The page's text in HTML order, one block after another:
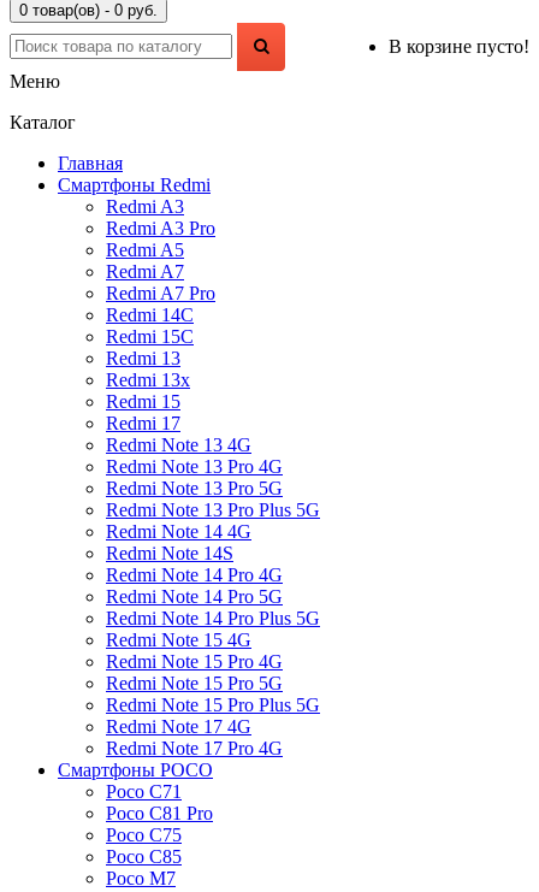
0 товар(ов) - 0 руб.
В корзине пусто!
Меню
Каталог
Главная
Смартфоны Redmi
Redmi A3
Redmi A3 Pro
Redmi A5
Redmi A7
Redmi A7 Pro
Redmi 14C
Redmi 15C
Redmi 13
Redmi 13x
Redmi 15
Redmi 17
Redmi Note 13 4G
Redmi Note 13 Pro 4G
Redmi Note 13 Pro 5G
Redmi Note 13 Pro Plus 5G
Redmi Note 14 4G
Redmi Note 14S
Redmi Note 14 Pro 4G
Redmi Note 14 Pro 5G
Redmi Note 14 Pro Plus 5G
Redmi Note 15 4G
Redmi Note 15 Pro 4G
Redmi Note 15 Pro 5G
Redmi Note 15 Pro Plus 5G
Redmi Note 17 4G
Redmi Note 17 Pro 4G
Смартфоны POCO
Poco C71
Poco C81 Pro
Poco C75
Poco C85
Poco M7